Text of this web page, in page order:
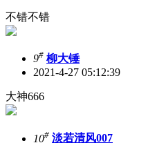
不错不错
9# 柳大锤
2021-4-27 05:12:39
大神666
10# 淡若清风007